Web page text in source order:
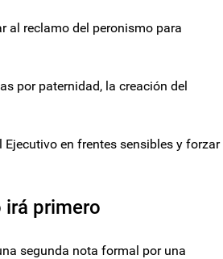
al reclamo del peronismo para
por paternidad, la creación del
en frentes sensibles y forzar
irá primero
segunda nota formal por una